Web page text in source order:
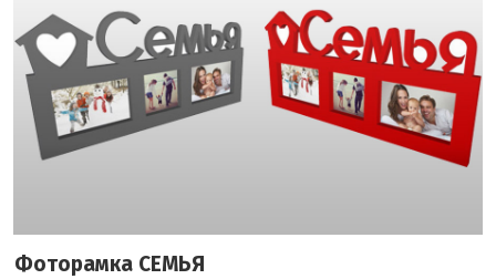
Фоторамка СЕМЬЯ